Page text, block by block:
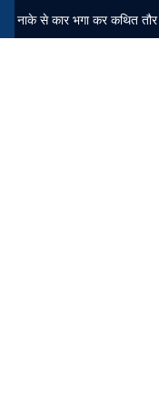
नाके से कार भगा कर कथित